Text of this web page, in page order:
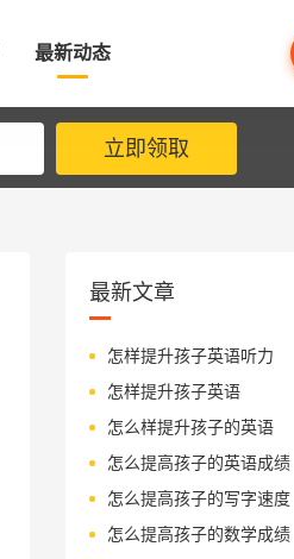
最新动态
立即领取
最新文章
怎样提升孩子英语听力
怎样提升孩子英语
怎么样提升孩子的英语
怎么提高孩子的英语成绩
怎么提高孩子的写字速度
怎么提高孩子的数学成绩